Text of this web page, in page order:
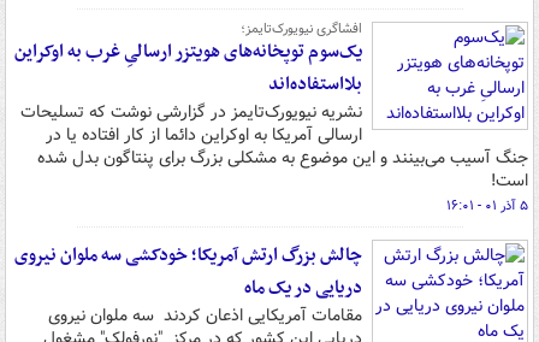
افشاگری نیویورک‌تایمز؛
یک‌سوم توپخانه‌های هویتزر ارسالیِ غرب به اوکراین
بلااستفاده‌اند
نشریه نیویورک‌تایمز در گزارشی نوشت که تسلیحات
ارسالی آمریکا به اوکراین دائما از کار افتاده یا در
جنگ آسیب می‌بینند و این موضوع به مشکلی بزرگ برای پنتاگون بدل شده
است!
۵ آذر ۰۱ - ۱۶:۰۱
چالش بزرگ ارتش آمریکا؛ خودکشی سه ملوان نیروی
دریایی در یک ماه
مقامات آمریکایی اذعان کردند سه ملوان نیروی